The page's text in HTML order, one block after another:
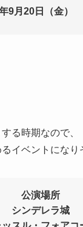
9月20日（金）
る時期なので、
イベントになり
公演場所
シンデレラ城